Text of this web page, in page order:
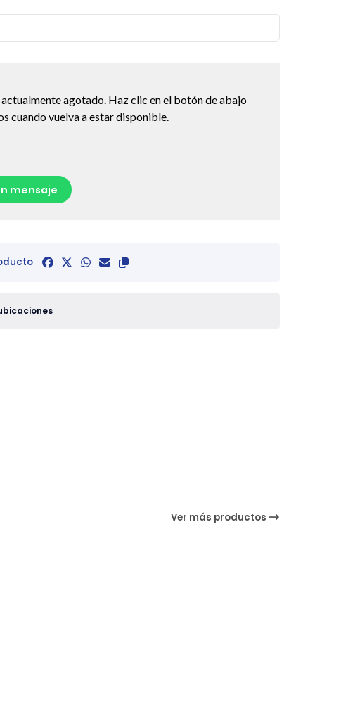
agotado. Haz clic en el botón de abajo
cuando vuelva a estar disponible.
mensaje
Ver más productos